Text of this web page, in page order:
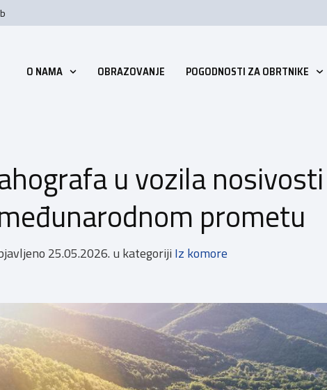
O NAMA OBRAZOVANJE POGODNOSTI ZA OBRTNIKE
u vozila
prometu
25.05.2026. u kategoriji Iz komore